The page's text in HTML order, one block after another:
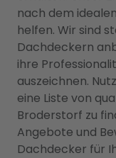
nach dem
helfen. Wir sind
Dachdeckern
ihre
auszeichnen.
eine Liste von
Broderstorf zu
Angebote und
Dachdecker für